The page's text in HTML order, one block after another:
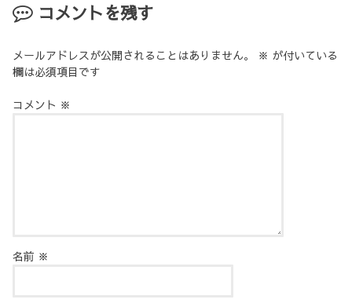
コメントを残す
メールアドレスが公開されることはありません。 ※ が付いている
欄は必須項目です
コメント ※
名前 ※